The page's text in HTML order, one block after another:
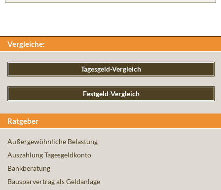
Vergleiche:
Tagesgeld-Vergleich
Festgeld-Vergleich
Ratgeber
Außergewöhnliche Belastung
Auszahlung Tagesgeldkonto
Bankberatung
Bausparvertrag als Geldanlage